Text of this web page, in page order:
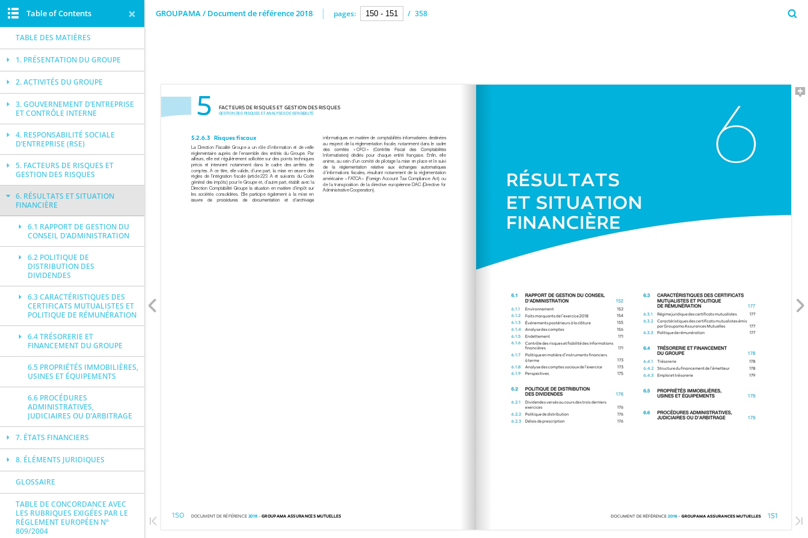
GROUPAMA / Document de référence 2018 pages: / 358
Table of Contents
TABLE DES MATIÈRES
1. PRÉSENTATION DU GROUPE
2. ACTIVITÉS DU GROUPE
3. GOUVERNEMENT D’ENTREPRISE
ET CONTRÔLE INTERNE
4. RESPONSABILITÉ SOCIALE
D’ENTREPRISE (RSE)
5. FACTEURS DE RISQUES ET
GESTION DES RISQUES
6. RÉSULTATS ET SITUATION
FINANCIÈRE
6.1 RAPPORT DE GESTION DU
CONSEIL D’ADMINISTRATION
6.2 POLITIQUE DE
DISTRIBUTION DES
DIVIDENDES
6.3 CARACTÉRISTIQUES DES
CERTIFICATS MUTUALISTES ET
POLITIQUE DE RÉMUNÉRATION
6.4 TRÉSORERIE ET
FINANCEMENT DU GROUPE
6.5 PROPRIÉTÉS IMMOBILIÈRES,
USINES ET ÉQUIPEMENTS
6.6 PROCÉDURES
ADMINISTRATIVES,
JUDICIAIRES OU D’ARBITRAGE
7. ÉTATS FINANCIERS
8. ÉLÉMENTS JURIDIQUES
GLOSSAIRE
TABLE DE CONCORDANCE AVEC
LES RUBRIQUES EXIGÉES PAR LE
RÈGLEMENT EUROPÉEN N°
809/2004